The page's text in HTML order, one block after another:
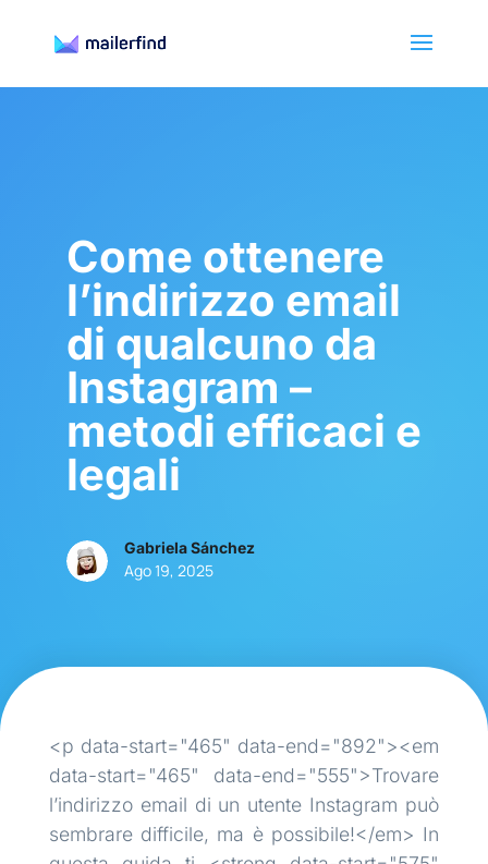
Come ottenere
l’indirizzo email
di qualcuno da
Instagram –
metodi efficaci e
legali
Gabriela Sánchez
Ago 19, 2025
<p data-start="465" data-end="892"><em
data-start="465" data-end="555">Trovare
l’indirizzo email di un utente Instagram può
sembrare difficile, ma è possibile!</em> In